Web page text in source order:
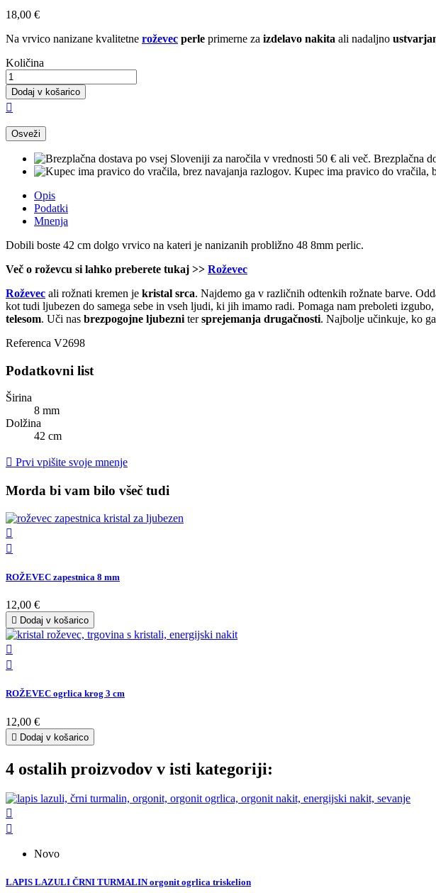
18,00 €
Na vrvico nanizane kvalitetne roževec perle primerne za izdelavo nakita ali nadaljno
Količina
Dodaj v košarico

Brezplačna
Kupec ima pravico do vračila,
Opis
Podatki
Mnenja
Dobili boste 42 cm dolgo vrvico na kateri je nanizanih probližno 48 8mm perlic.
Več o roževcu si lahko preberete tukaj >> Roževec
Roževec ali rožnati kremen je kristal srca. Najdemo ga v različnih odtenkih rožnate barve.
kot tudi ljubezen do samega sebe in vseh ljudi, ki jih imamo radi. Pomaga nam preboleti
telesom. Uči nas brezpogojne ljubezni tersprejemanja drugačnosti. Najbolje učinkuje, ko
Referenca V2698
Podatkovni list
Širina
8 mm
Dolžina
42 cm
 Prvi vpišite svoje mnenje
Morda bi vam bilo všeč tudi


ROŽEVEC zapestnica 8 mm
12,00 €
 Dodaj v košarico


ROŽEVEC ogrlica krog 3 cm
12,00 €
 Dodaj v košarico
4 ostalih proizvodov v isti kategoriji:


Novo
LAPIS LAZULI ČRNI TURMALIN orgonit ogrlica triskelion